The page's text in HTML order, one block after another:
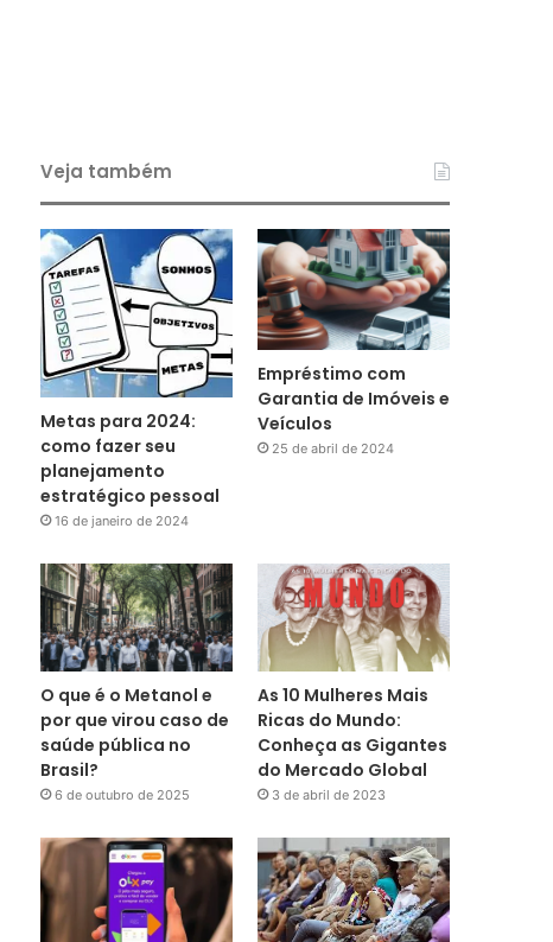
Veja também
Metas para 2024:
como fazer seu
planejamento
estratégico pessoal
16 de janeiro de 2024
Empréstimo com
Garantia de Imóveis e
Veículos
25 de abril de 2024
O que é o Metanol e
por que virou caso de
saúde pública no
Brasil?
6 de outubro de 2025
As 10 Mulheres Mais
Ricas do Mundo:
Conheça as Gigantes
do Mercado Global
3 de abril de 2023